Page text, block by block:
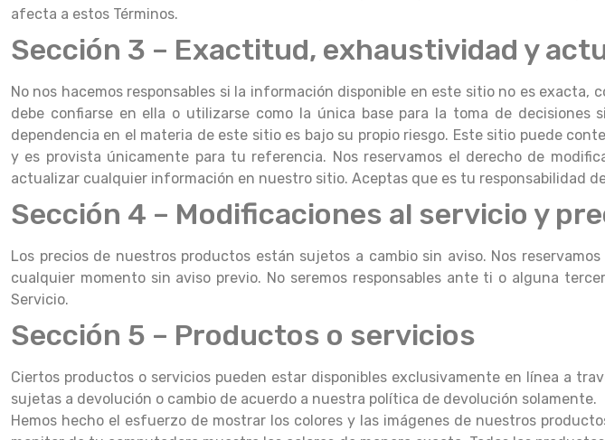
afecta a estos Términos.
Sección 3 – Exactitud, exhaustividad y
No nos hacemos responsables si la información disponible en este sitio no es
debe confiarse en ella o utilizarse como la única base para la toma de
dependencia en el materia de este sitio es bajo su propio riesgo. Este sitio puede
y es provista únicamente para tu referencia. Nos reservamos el derecho de
actualizar cualquier información en nuestro sitio. Aceptas que es tu responsabilidad
Sección 4 – Modificaciones al servicio y
Los precios de nuestros productos están sujetos a cambio sin aviso. Nos
cualquier momento sin aviso previo. No seremos responsables ante ti o alguna
Servicio.
Sección 5 – Productos o servicios
Ciertos productos o servicios pueden estar disponibles exclusivamente en línea a
sujetas a devolución o cambio de acuerdo a nuestra política de devolución solamente.
Hemos hecho el esfuerzo de mostrar los colores y las imágenes de nuestros